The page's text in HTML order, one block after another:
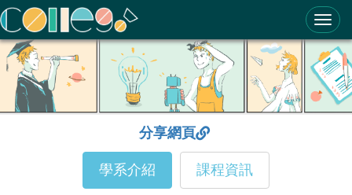
ColleGo! 大學選才與高中育才輔助系統
分享網頁
學系介紹 課程資訊